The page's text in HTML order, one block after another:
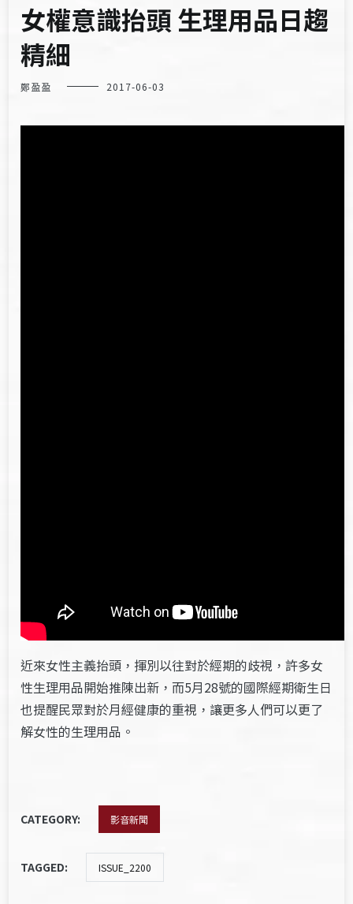
女權意識抬頭 生理用品日趨
精細
鄭盈盈 2017-06-03
近來女性主義抬頭，揮別以往對於經期的歧視，許多女
性生理用品開始推陳出新，而5月28號的國際經期衛生日
也提醒民眾對於月經健康的重視，讓更多人們可以更了
解女性的生理用品。
CATEGORY: 影音新聞
TAGGED: ISSUE_2200